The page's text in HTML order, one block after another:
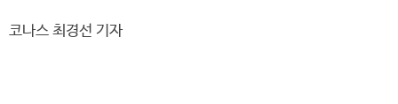
코나스 최경선 기자